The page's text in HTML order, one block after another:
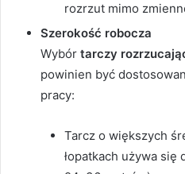
rozrzut mimo
Szerokość robocza
Wybór tarczy
powinien być
pracy:
Tarcz o większych
łopatkach używa